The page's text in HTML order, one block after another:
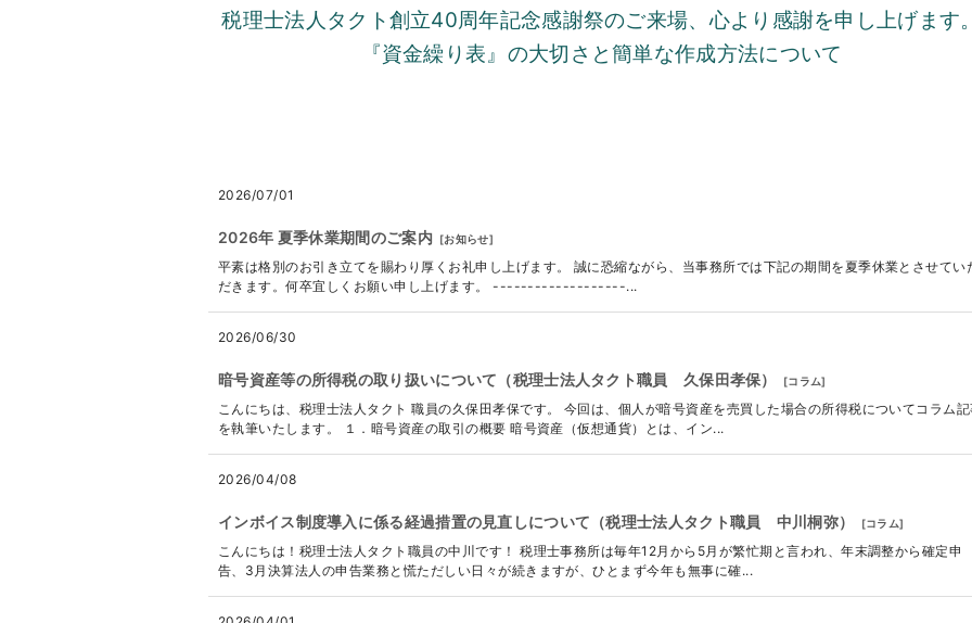
税理士法人タクト創立40周年記念感謝祭のご来場、心より感謝を申し上げます。
『資金繰り表』の大切さと簡単な作成方法について
2026/07/01
2026年 夏季休業期間のご案内 [お知らせ]
平素は格別のお引き立てを賜わり厚くお礼申し上げます。 誠に恐縮ながら、当事務所では下記の期間を夏季休業とさせてい
だきます。何卒宜しくお願い申し上げます。 -------------------...
2026/06/30
暗号資産等の所得税の取り扱いについて（税理士法人タクト職員 久保田孝保） [コラム]
こんにちは、税理士法人タクト 職員の久保田孝保です。 今回は、個人が暗号資産を売買した場合の所得税についてコラム記
を執筆いたします。 １．暗号資産の取引の概要 暗号資産（仮想通貨）とは、イン...
2026/04/08
インボイス制度導入に係る経過措置の見直しについて（税理士法人タクト職員 中川桐弥） [コラム]
こんにちは！税理士法人タクト職員の中川です！ 税理士事務所は毎年12月から5月が繁忙期と言われ、年末調整から確定申
告、3月決算法人の申告業務と慌ただしい日々が続きますが、ひとまず今年も無事に確...